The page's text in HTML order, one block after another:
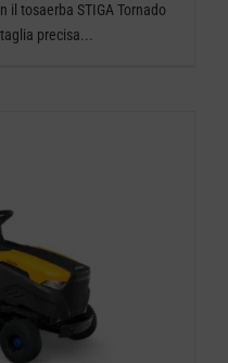
di
il tosaerba STIGA Tornado
precisa...